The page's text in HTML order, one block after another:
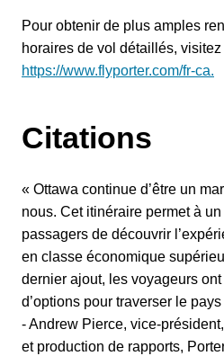
Pour obtenir de plus amples
horaires de vol détaillés, visitez
https://www.flyporter.com/fr-ca.
Citations
« Ottawa continue d’être un
nous. Cet itinéraire permet à
passagers de découvrir
en classe économique
dernier ajout, les voyageurs
d’options pour traverser le
- Andrew Pierce, vice-
et production de rapports,